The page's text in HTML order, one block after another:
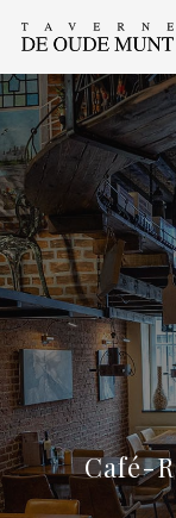
Café-